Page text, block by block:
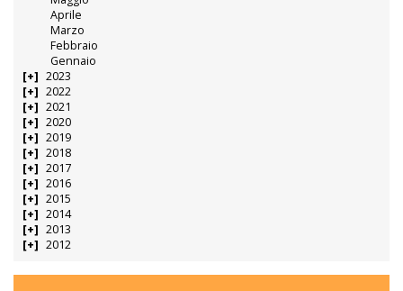
Aprile
Marzo
Febbraio
Gennaio
2023
2022
2021
2020
2019
2018
2017
2016
2015
2014
2013
2012